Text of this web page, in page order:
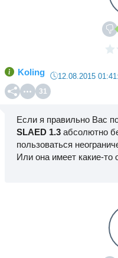
Koling 12.08.2015
31
Если я правильно Вас
SLAED 1.3 абсолютно
пользоваться
Или она имеет какие-то